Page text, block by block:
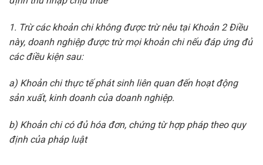
1. Trừ các khoản chikhông được trừ nêu tại Khoản 2 Điều
này, doanh nghiệp được trừ mọi khoản chinếu đáp ứng đủ
các điều kiện sau:
a) Khoản chithực tế phát sinh liên quan đến hoạt động
sản xuất, kinh doanh của doanh nghiệp.
b) Khoản chicóđủ hóa đơn, chứng từ hợp pháp theo quy
định của pháp luật